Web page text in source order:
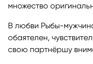
множество
В любви Рыбы-
обаятелен,
свою партнёршу